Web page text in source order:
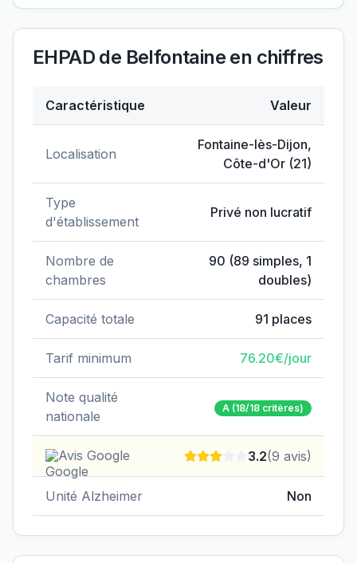
EHPAD de Belfontaine en chiffres
Caractéristique Valeur
Localisation
Fontaine-lès-Dijon,
Côte-d'Or (21)
Type
d'établissement
Privé non lucratif
Nombre de
chambres
90 (89 simples, 1
doubles)
Capacité totale 91 places
Tarif minimum 76.20€/jour
Note qualité
nationale
A (18/18 critères)
Avis Google 3.2(9 avis)
Unité Alzheimer Non